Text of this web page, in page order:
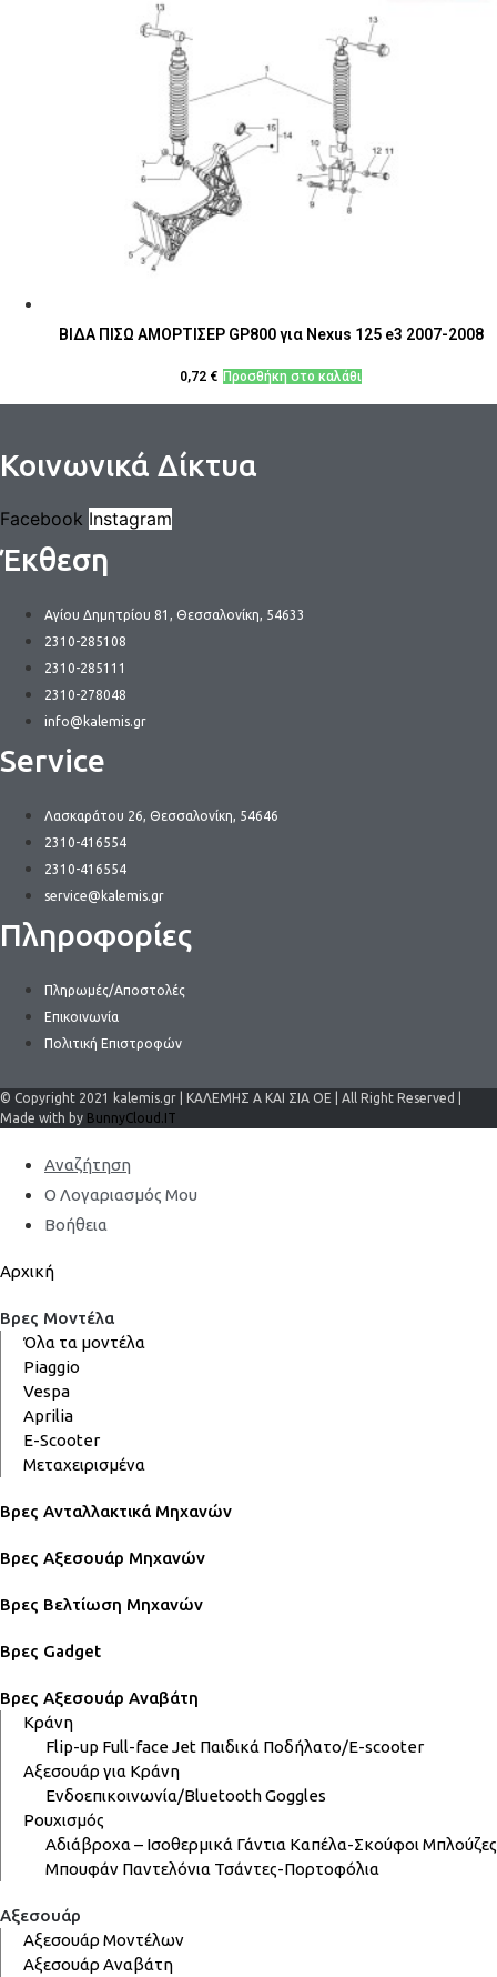
ΒΙΔΑ ΠΙΣΩ ΑΜΟΡΤΙΣΕΡ GP800 για Nexus 125 e3 2007-2008
0,72 € Προσθήκη στο καλάθι
Κοινωνικά Δίκτυα
Facebook Instagram
Έκθεση
Αγίου Δημητρίου 81, Θεσσαλονίκη, 54633
2310-285108
2310-285111
2310-278048
info@kalemis.gr
Service
Λασκαράτου 26, Θεσσαλονίκη, 54646
2310-416554
2310-416554
service@kalemis.gr
Πληροφορίες
Πληρωμές/Αποστολές
Επικοινωνία
Πολιτική Επιστροφών
© Copyright 2021 kalemis.gr | ΚΑΛΕΜΗΣ Α ΚΑΙ ΣΙΑ ΟΕ | All Right Reserved |
Made with by BunnyCloud.IT
Αναζήτηση
Ο Λογαριασμός Μου
Βοήθεια
Αρχική
Βρες Μοντέλα
Όλα τα μοντέλα
Piaggio
Vespa
Aprilia
E-Scooter
Μεταχειρισμένα
Βρες Ανταλλακτικά Μηχανών
Βρες Αξεσουάρ Μηχανών
Βρες Βελτίωση Μηχανών
Βρες Gadget
Βρες Αξεσουάρ Αναβάτη
Κράνη
Flip-up Full-faceJet Παιδικά Ποδήλατο/E-scooter
Αξεσουάρ για Κράνη
Ενδοεπικοινωνία/BluetoothGoggles
Ρουχισμός
Αδιάβροχα – Ισοθερμικά Γάντια Καπέλα-Σκούφοι Μπλούζες
Μπουφάν Παντελόνια Τσάντες-Πορτοφόλια
Αξεσουάρ
Αξεσουάρ Μοντέλων
Αξεσουάρ Αναβάτη